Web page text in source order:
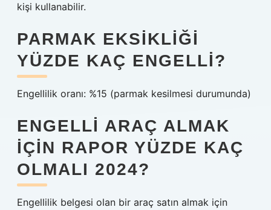
kişi kullanabilir.
PARMAK EKSIKLIĞI
YÜZDE KAÇ ENGELLI?
Engellilik oranı: %15 (parmak kesilmesi durumunda)
ENGELLI ARAÇ ALMAK
IÇIN RAPOR YÜZDE KAÇ
OLMALI 2024?
Engellilik belgesi olan bir araç satın almak için